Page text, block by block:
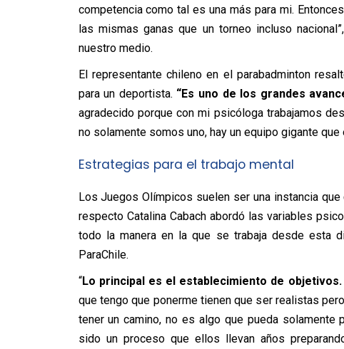
competencia como tal es una más para mi.
las mismas ganas que un torneo incluso
nuestro medio.
El representante chileno en el parabadminton
para un deportista. “Es uno de los grandes
agradecido porque con mi psicóloga trabajamos
no solamente somos uno, hay un equipo gigante que
Estrategias para el trabajo mental
Los Juegos Olímpicos suelen ser una instancia
respecto Catalina Cabach abordó las variables
todo la manera en la que se trabaja desde esta
ParaChile.
“Lo principal es el establecimiento de objetivos.
que tengo que ponerme tienen que ser realistas
tener un camino, no es algo que pueda
sido un proceso que ellos llevan años